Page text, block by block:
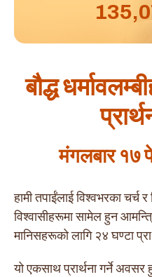
बौद्ध
मंगलबार १७
हामी तपाईंलाई विश्वभरका चर्च
विश्वासीहरूमा सामेल हुन
मानिसहरूको लागि २४ घण्टा
यो एकसाथ प्रार्थना गर्ने अवसर